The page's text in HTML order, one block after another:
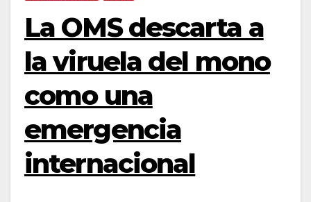
La OMS descarta a
la viruela del mono
como una
emergencia
internacional